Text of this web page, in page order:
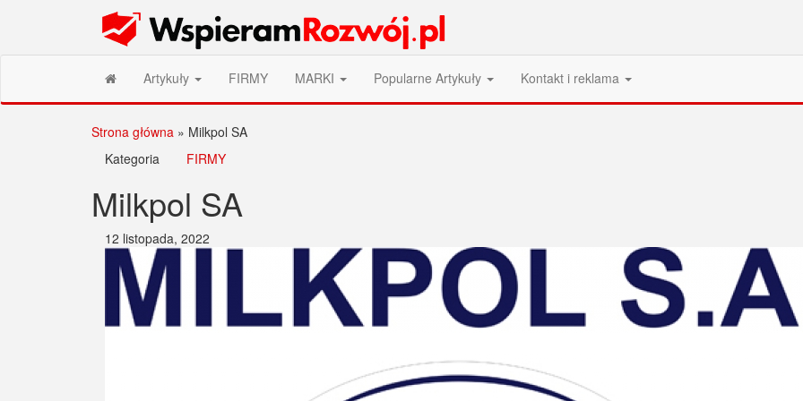
Wspieram Rozwój PL
Artykuły FIRMY MARKI Popularne Artykuły Kontakt i reklama
Strona główna » Milkpol SA
Kategoria
FIRMY
Milkpol SA
12 listopada, 2022